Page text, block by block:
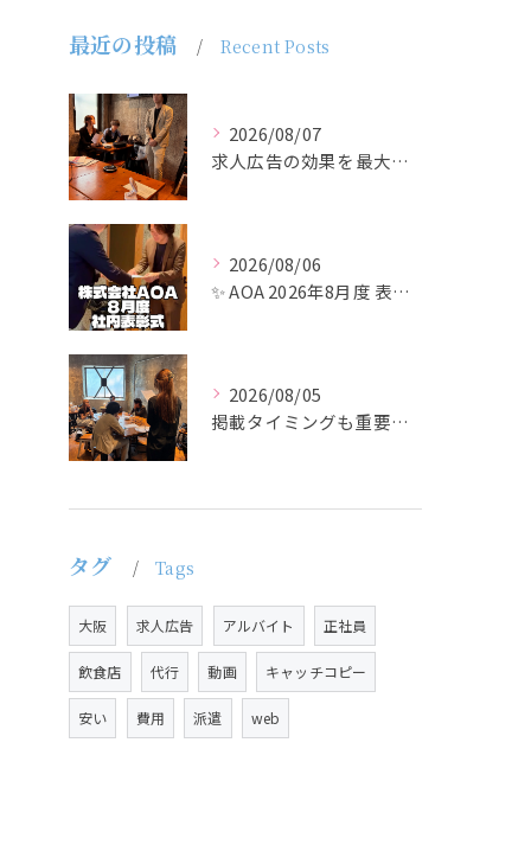
最近の投稿 Recent Posts
2026/08/07
求人広告の効果を最大化するために最も重要なのは、掲載タイミン...
2026/08/06
✨ AOA 2026年8月度 表彰式レポート ✨
2026/08/05
掲載タイミングも重要で、業界動向や求職者の活動時期に合わせて...
タグ Tags
大阪 求人広告 アルバイト 正社員
飲食店 代行 動画 キャッチコピー
安い 費用 派遣 web